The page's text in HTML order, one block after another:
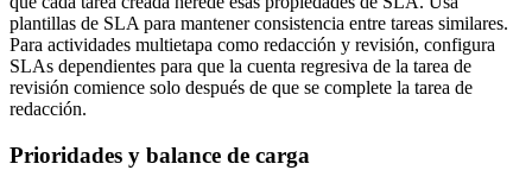
plantillas de SLA para mantener consistencia entre tareas similares.
Para actividades multietapa como redacción y revisión, configura
SLAs dependientes para que la cuenta regresiva de la tarea de
revisión comience solo después de que se complete la tarea de
redacción.
Prioridades y balance de carga